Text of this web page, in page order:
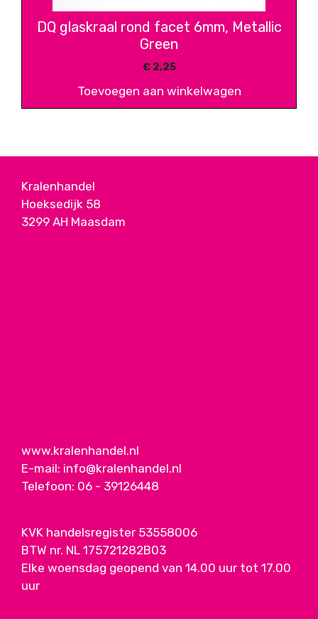
DQ glaskraal rond facet 6mm, Metallic
Green
€2,25
Toevoegen aan winkelwagen
Kralenhandel
Hoeksedijk 58
3299 AH Maasdam
www.kralenhandel.nl
E-mail: info@kralenhandel.nl
Telefoon: 06 - 39126448
KVK handelsregister 53558006
BTW nr. NL 175721282B03
Elke woensdag geopend van 14.00 uur tot 17.00
uur